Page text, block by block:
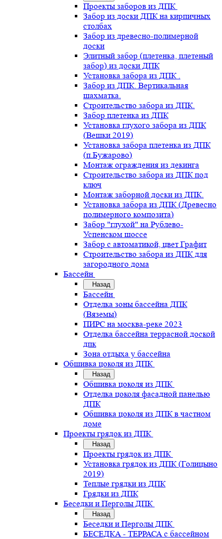
Проекты заборов из ДПК
Забор из доски ДПК на кирпичных
столбах
Забор из древесно-полимерной
доски
Элитный забор (плетенка, плетеный
забор) из доски ДПК
Установка забора из ДПК .
Забор из ДПК. Вертикальная
шахматка.
Строительство забора из ДПК.
Забор плетенка из ДПК
Установка глухого забора из ДПК
(Вешки 2019)
Установка забора плетенка из ДПК
(п.Бужарово)
Монтаж ограждения из декинга
Строительство забора из ДПК под
ключ
Монтаж заборной доски из ДПК.
Установка забора из ДПК (Древесно
полимерного композита)
Забор "глухой" на Рублево-
Успенском шоссе
Забор с автоматикой, цвет Графит
Строительство забора из ДПК для
загородного дома
Бассейн
Назад
Бассейн
Отделка зоны бассейна ДПК
(Вяземы)
ПИРС на москва-реке 2023
Отделка бассейна террасной доской
дпк
Зона отдыха у бассейна
Обшивка цоколя из ДПК
Назад
Обшивка цоколя из ДПК
Отделка цоколя фасадной панелью
ДПК
Обшивка цоколя из ДПК в частном
доме
Проекты грядок из ДПК
Назад
Проекты грядок из ДПК
Установка грядок из ДПК (Голицыно
2019)
Теплые грядки из ДПК
Грядки из ДПК
Беседки и Перголы ДПК
Назад
Беседки и Перголы ДПК
БЕСЕДКА - ТЕРРАСА с бассейном